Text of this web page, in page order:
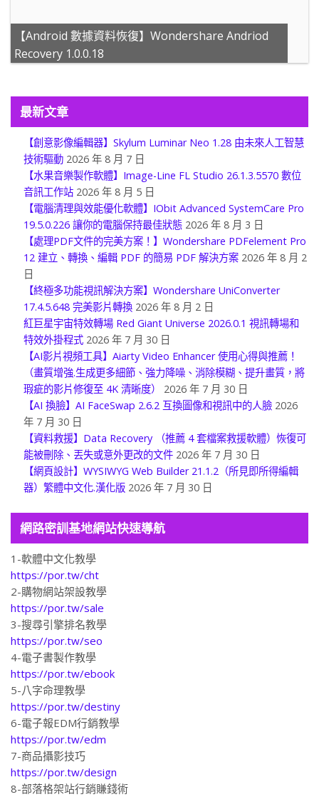
【Android 數據資料恢復】Wondershare Andriod
Recovery 1.0.0.18
最新文章
【創意影像編輯器】Skylum Luminar Neo 1.28 由未來人工智慧
技術驅動 2026 年 8 月 7 日
【水果音樂製作軟體】Image-Line FL Studio 26.1.3.5570 數位
音訊工作站 2026 年 8 月 5 日
【電腦清理與效能優化軟體】IObit Advanced SystemCare Pro
19.5.0.226 讓你的電腦保持最佳狀態 2026 年 8 月 3 日
【處理PDF文件的完美方案！】Wondershare PDFelement Pro
12 建立、轉換、編輯 PDF 的簡易 PDF 解決方案 2026 年 8 月 2
日
【終極多功能視訊解決方案】Wondershare UniConverter
17.4.5.648 完美影片轉換 2026 年 8 月 2 日
紅巨星宇宙特效轉場 Red Giant Universe 2026.0.1 視訊轉場和
特效外掛程式 2026 年 7 月 30 日
【AI影片視頻工具】Aiarty Video Enhancer 使用心得與推薦！
（畫質增強.生成更多細節、強力降噪、消除模糊、提升畫質，將
瑕疵的影片修復至 4K 清晰度）
2026 年 7 月 30 日
【AI 換臉】AI FaceSwap 2.6.2 互換圖像和視訊中的人臉 2026
年 7 月 30 日
【資料救援】Data Recovery （推薦 4 套檔案救援軟體）恢復可
能被刪除、丟失或意外更改的文件 2026 年 7 月 30 日
【網頁設計】WYSIWYG Web Builder 21.1.2（所見即所得編輯
器）繁體中文化.漢化版 2026 年 7 月 30 日
網路密訓基地網站快速導航
1-軟體中文化教學
https://por.tw/cht
2-購物網站架設教學
https://por.tw/sale
3-搜尋引擎排名教學
https://por.tw/seo
4-電子書製作教學
https://por.tw/ebook
5-八字命理教學
https://por.tw/destiny
6-電子報EDM行銷教學
https://por.tw/edm
7-商品攝影技巧
https://por.tw/design
8-部落格架站行銷賺錢術